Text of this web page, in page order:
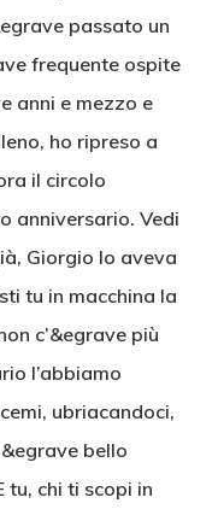
passato un
frequente ospite
anni e mezzo e
ho ripreso a
il circolo
anniversario. Vedi
Giorgio lo aveva
tu in macchina la
c’&egrave più
l’abbiamo
ubriacandoci,
bello
tu, chi ti scopi in